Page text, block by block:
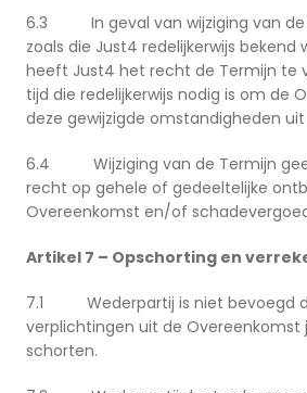
6.3 In geval van wijziging van de
zoals die Just4 redelijkerwijs bekend
heeft Just4 het recht de Termijn te
tijd die redelijkerwijs nodig is om de
deze gewijzigde omstandigheden
6.4 Wijziging van de Termijn
recht op gehele of gedeeltelijke
Overeenkomst en/of
Artikel 7 – Opschorting en
7.1 Wederpartij is niet bevoegd
verplichtingen uit de Overeenkomst
schorten.